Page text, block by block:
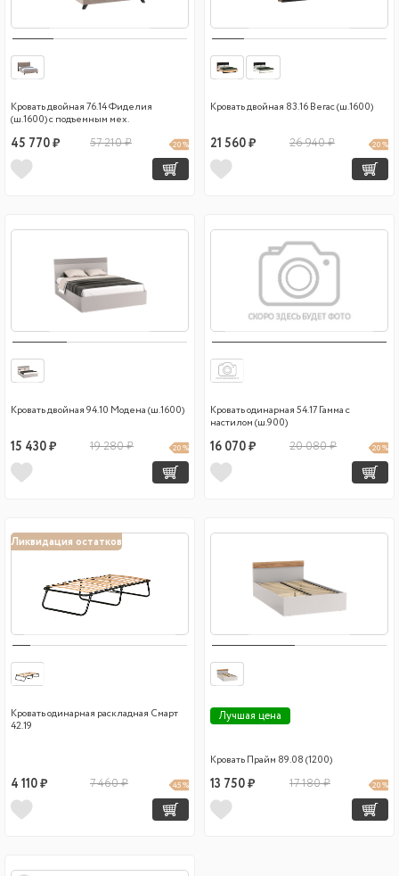
Кровать двойная 76.14 Фиделия
(ш.1600) с подъемным мех.
45 770 ₽ 57 210 ₽ 20 %
Кровать двойная 83.16 Вегас (ш.1600)
21 560 ₽ 26 940 ₽ 20 %
Кровать двойная 94.10 Модена (ш.1600)
15 430 ₽ 19 280 ₽ 20 %
Кровать одинарная 54.17 Гамма с
настилом (ш.900)
16 070 ₽ 20 080 ₽ 20 %
Ликвидация остатков
Кровать одинарная раскладная Смарт
42.19
4 110 ₽ 7 460 ₽ 45 %
Лучшая цена
Кровать Прайм 89.08 (1200)
13 750 ₽ 17 180 ₽ 20 %